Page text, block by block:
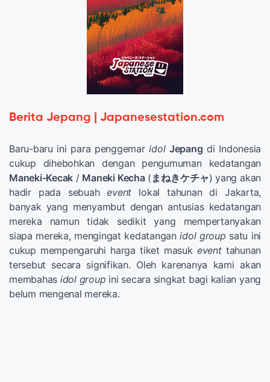
Berita Jepang | Japanesestation.com
Baru-baru ini para penggemaridol Jepang di Indonesia
cukup dihebohkan dengan pengumuman kedatangan
Maneki-Kecak / Maneki Kecha( まねきケチャ) yang akan
hadir pada sebuahevent lokal tahunan di Jakarta,
banyak yang menyambut dengan antusias kedatangan
mereka namun tidak sedikit yang mempertanyakan
siapa mereka, mengingat kedatanganidol group satu ini
cukup mempengaruhi harga tiket masuk eventtahunan
tersebut secara signifikan. Oleh karenanya kami akan
membahas idol group ini secara singkat bagi kalian yang
belum mengenal mereka.